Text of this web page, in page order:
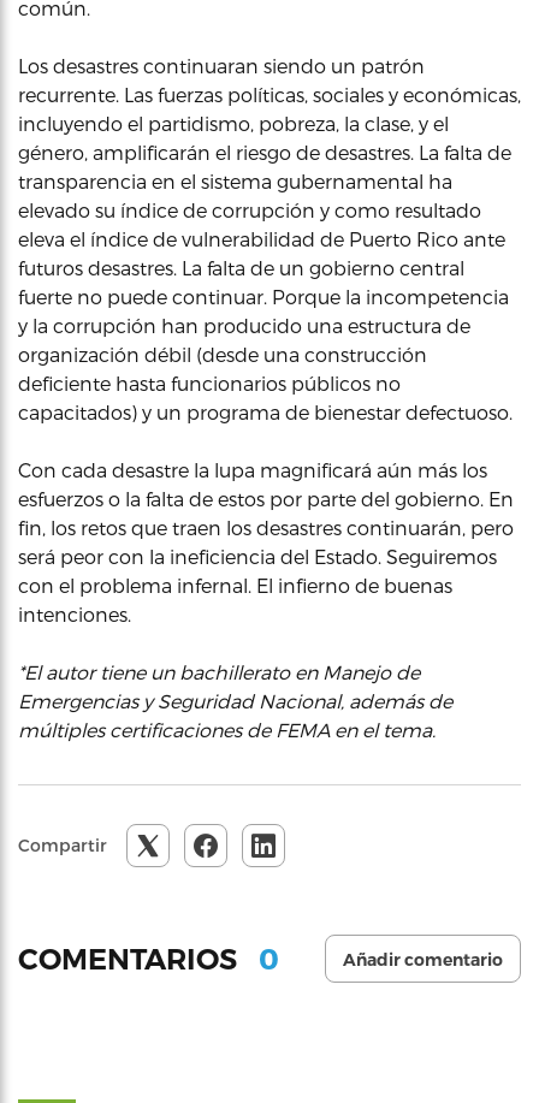
común.
Los desastres continuaran siendo un patrón
recurrente. Las fuerzas políticas, sociales y económicas,
incluyendo el partidismo, pobreza, la clase, y el
género, amplificarán el riesgo de desastres. La falta de
transparencia en el sistema gubernamental ha
elevado su índice de corrupción y como resultado
eleva el índice de vulnerabilidad de Puerto Rico ante
futuros desastres. La falta de un gobierno central
fuerte no puede continuar. Porque la incompetencia
y la corrupción han producido una estructura de
organización débil (desde una construcción
deficiente hasta funcionarios públicos no
capacitados) y un programa de bienestar defectuoso.
Con cada desastre la lupa magnificará aún más los
esfuerzos o la falta de estos por parte del gobierno. En
fin, los retos que traen los desastres continuarán, pero
será peor con la ineficiencia del Estado. Seguiremos
con el problema infernal. El infierno de buenas
intenciones.
*El autor tiene un bachillerato en Manejo de
Emergencias y Seguridad Nacional, además de
múltiples certificaciones de FEMA en el tema.
Compartir
COMENTARIOS 0 Añadir comentario